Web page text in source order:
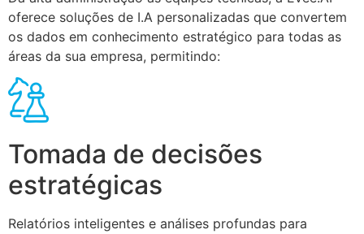
oferece soluções de I.A personalizadas que convertem
os dados em conhecimento estratégico para todas as
áreas da sua empresa, permitindo:
Tomada de decisões
estratégicas
Relatórios inteligentes e análises profundas para